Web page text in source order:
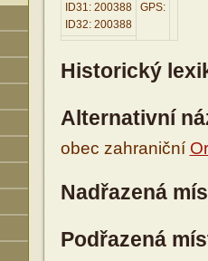
ID31: 200388
ID32: 200388
GPS:
Historický
Alternativní
obec zahraniční
Nadřazená
Podřazená